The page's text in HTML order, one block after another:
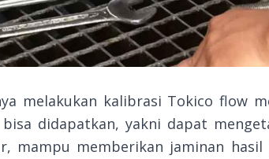
melakukan kalibrasi Tokico flow
didapatkan, yakni dapat
mampu memberikan jaminan hasil